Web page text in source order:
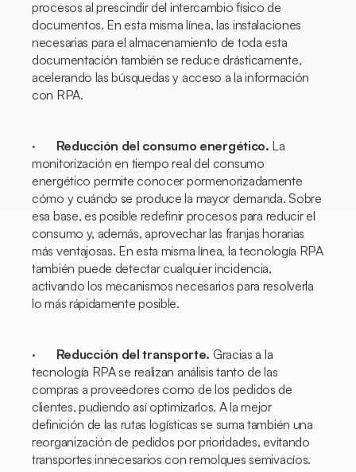
procesos al prescindir del intercambio físico de
documentos. En esta misma línea, las instalaciones
necesarias para el almacenamiento de toda esta
documentación también se reduce drásticamente,
acelerando las búsquedas y acceso a la información
con RPA.
· Reducción del consumo energético. La
monitorización en tiempo real del consumo
energético permite conocer pormenorizadamente
cómo y cuándo se produce la mayor demanda. Sobre
esa base, es posible redefinir procesos para reducir el
consumo y, además, aprovechar las franjas horarias
más ventajosas. En esta misma línea, la tecnología RPA
también puede detectar cualquier incidencia,
activando los mecanismos necesarios para resolverla
lo más rápidamente posible.
· Reducción del transporte. Gracias a la
tecnología RPA se realizan análisis tanto de las
compras a proveedores como de los pedidos de
clientes, pudiendo así optimizarlos. A la mejor
definición de las rutas logísticas se suma también una
reorganización de pedidos por prioridades, evitando
transportes innecesarios con remolques semivacíos.